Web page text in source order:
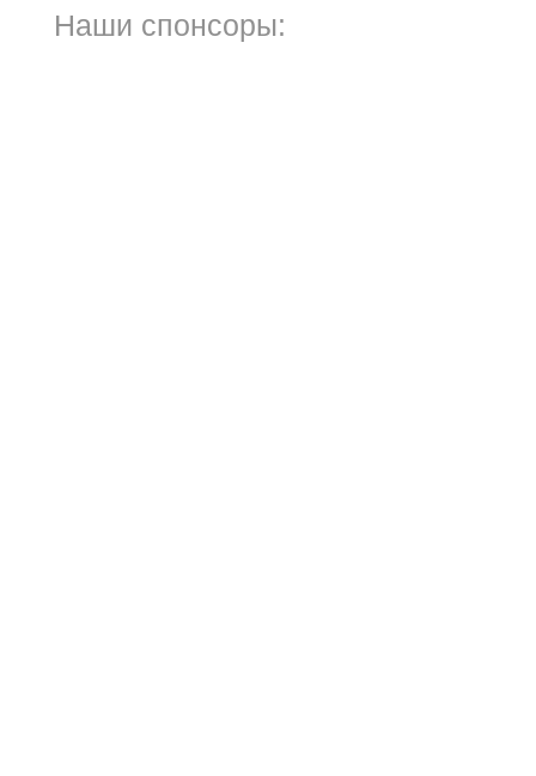
Наши спонсоры: